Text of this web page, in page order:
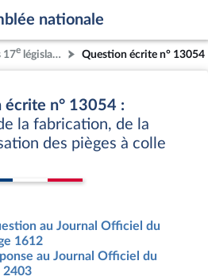
nationale
17e législature Question écrite n° 13054
écrite n° 13054 :
la fabrication, de la
des pièges à colle
au Journal Officiel du
1612
au Journal Officiel du
2403